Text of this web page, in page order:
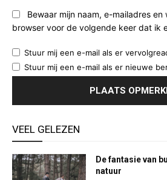
Bewaar mijn naam, e-mailadres
browser voor de volgende keer dat ik
Stuur mij een e-mail als er
Stuur mij een e-mail als er nieuwe
VEEL GELEZEN
De fantasie van
natuur